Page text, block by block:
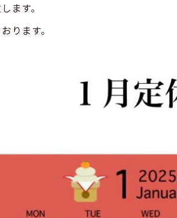
ます。
ります。